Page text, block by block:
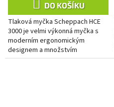
DO KOŠÍKU
Tlaková myčka Scheppach HCE
3000 je velmi výkonná myčka s
moderním ergonomickým
designem a množstvím
příjemných vychytávek. Mimo